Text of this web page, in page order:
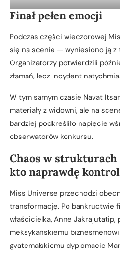
Finał pełen emocji
Podczas części wieczorowej
się na scenie — wyniesiono ją z
Organizatorzy potwierdzili
złamań, lecz incydent
W tym samym czasie Navat
materiały z widowni, ale na
bardziej podkreśliło napięcie
obserwatorów konkursu.
Chaos w strukturach
kto naprawdę
Miss Universe przechodzi
transformację. Po bankructwie
właścicielka, Anne Jakrajutatip,
meksykańskiemu
gvatemalskiemu dyplomacie